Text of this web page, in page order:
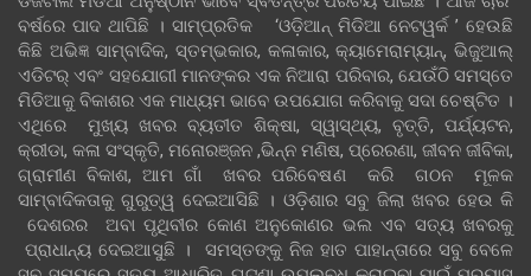
ବର୍ଷରେ ପାଦ ଥାପିଛି । ସାମ୍ପ୍ରତିକ ‘ଓଡ଼ିଆନ୍‍ ମିଡିଆ ନେଟୱର୍କ ’ ହେଉଛି
କିଛି ଅଭିଜ୍ଞ ସାମ୍ବାଦିକ, ସ୍ତମ୍ଭକାର, କଳାକାର, କ୍ୟାମେରାମ୍ୟାନ୍, ଭିଜୁଆଲ୍
ଏଡିଟର୍ ଏବଂ ସହଯୋଗୀ ମାନଙ୍କର ଏକ ନିଆରା ପରିବାର, ଯେଉଁଠି ସମସ୍ତେ
ମିଡିଆକୁ ବିକାଶର ଏକ ମାଧ୍ୟମ ଭାବେ ଉପଯୋଗ କରିବାକୁ ସଦା ଚେଷ୍ଟିତ ।
ଏଥିରେ ମୁଖ୍ୟ ଖବର ବ୍ୟତୀତ ଶିକ୍ଷା, ସ୍ୱାସ୍ଥ୍ୟ, ବୃତ୍ତି, ପର୍ଯ୍ୟଟନ,
କ୍ରୀଡା, କଳା ସଂସ୍କୃତି, ମନୋରଞ୍ଜନ ,ଭିନ୍ନ ମଣିଷ, ପ୍ରେରଣା, ଜୀବନ ଜୀବିକା,
ଗ୍ରାମୀଣ ବିକାଶ, ଆମ ଗାଁ ଖବର ପରିବେଷଣ କରି ଗଠନ ମୂଳକ
ସାମ୍ବାଦିକତାକୁ ଗୁରୁତ୍ୱ ଦେଇଆସିଛି । ଓଡ଼ିଶାର ସବୁ ଜିଲା ଖବର ହେଉ କି
ଦେଶରର ଅବା ପୃଥିବୀର କୋଣ ଅନୁକୋଣର ଭଲ ଏବ ସତ୍ୟ ଖବରକୁ
ପ୍ରାଧାନ୍ୟ ଦେଇଆସୁଛି । ସମସ୍ତଙ୍କୁ ନିଜ ହାତ ପାହାନ୍ତାରେ ସବୁ ବେଳେ